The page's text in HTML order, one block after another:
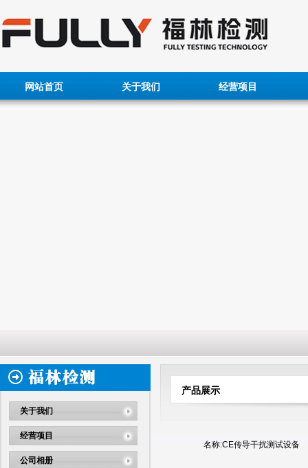
网站首页 关于我们 经营项目
关于我们
经营项目
公司相册
产品展示
名称:CE传导干扰测试设备